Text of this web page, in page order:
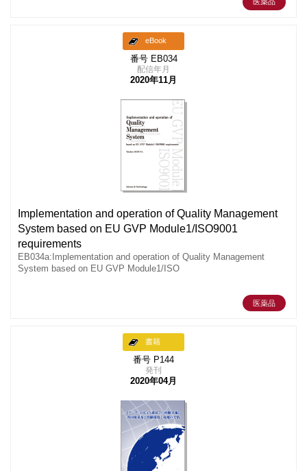
医薬品
eBook
番号 EB034
配信年月
2020年11月
Implementation and operation of Quality Management
System based on EU GVP Module1/ISO9001
requirements
EB034a:Implementation and operation of Quality Management
System based on EU GVP Module1/ISO
医薬品
書籍
番号 P144
発刊
2020年04月